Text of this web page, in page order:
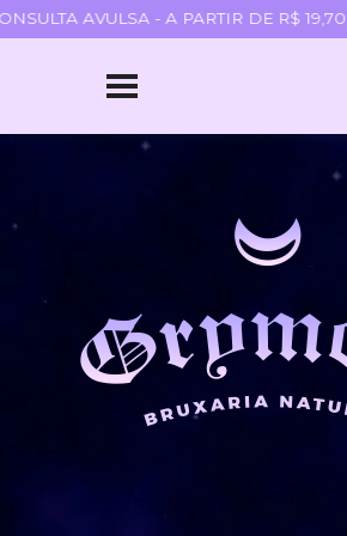
AVULSA - A PARTIR DE R$ 19,70 -
QUEM SOU